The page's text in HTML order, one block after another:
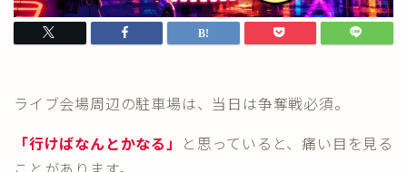
ライブ会場周辺の駐車場は、当日は争奪戦必須。
「行けばなんとかなる」 と思っていると、痛い目を見る